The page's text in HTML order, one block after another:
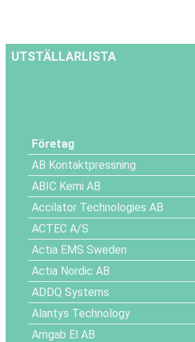
UTSTÄLLARLISTA
Företag
AB Kontaktpressning
ABIC Kemi AB
Accilator Technologies AB
ACTEC A/S
Actia EMS Sweden
Actia Nordic AB
ADDQ Systems
Alantys Technology
Amgab El AB